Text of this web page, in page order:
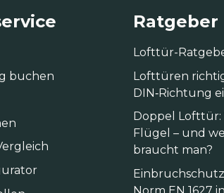
buchen
Ratgeber
Lofttür-
Lofttüren
DIN‑Richtung
Doppel Lofttür:
Flügel – und
braucht man?